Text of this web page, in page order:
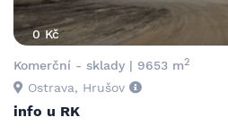
0 Kč
Komerční - sklady | 9653 m2
Ostrava, Hrušov
info u RK